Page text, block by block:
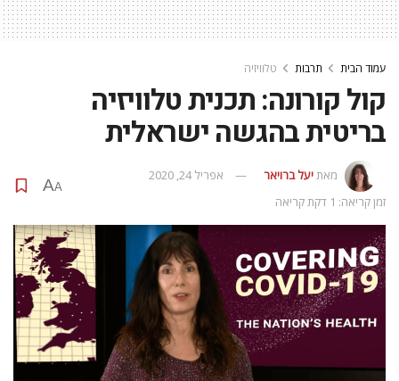
עמוד הבית תרבות טלוויזיה
קול קורונה: תכנית טלוויזיה
בריטית בהגשה ישראלית
מאתיעל ברויאר
אפריל 24, 2020
זמן קריאה: 1 דקת קריאה
A
A